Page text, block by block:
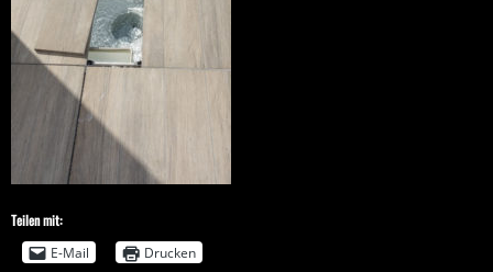
Teilen mit:
E-Mail
Drucken